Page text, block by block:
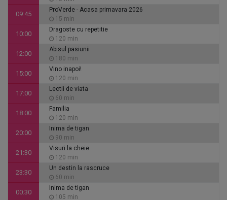
09:45
ProVerde - Acasa primavara 2026
15 min
10:00
Dragoste cu repetitie
120 min
12:00
Abisul pasiunii
180 min
15:00
Vino inapoi!
120 min
17:00
Lectii de viata
60 min
18:00
Familia
120 min
20:00
Inima de tigan
90 min
21:30
Visuri la cheie
120 min
23:30
Un destin la rascruce
60 min
00:30
Inima de tigan
105 min